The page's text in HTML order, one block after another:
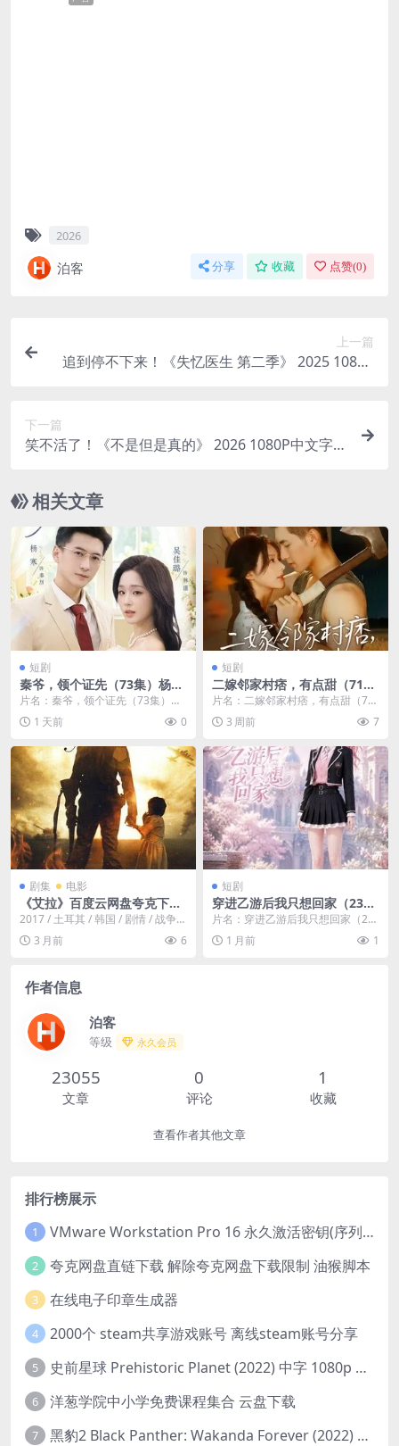
2026
泊客 分享 收藏 点赞(0)
上一篇
追到停不下来！《失忆医生 第二季》 2025 1080P
下一篇
笑不活了！《不是但是真的》 2026 1080P中文字幕
相关文章
短剧
秦爷，领个证先（73集）杨寒
&吴佳璐 (2026)
片名：秦爷，领个证先（73集）杨
寒&吴佳璐 (2026) 分类：短剧 年...
1 天前 0
短剧
二嫁邻家村痞，有点甜（71
集）邹盛文＆邓昕玥 (2026)
片名：二嫁邻家村痞，有点甜（71
集）邹盛文＆邓昕玥 (2026) 分类：
短剧 年...
3 周前 7
剧集 电影
《艾拉》百度云网盘夸克下载.
阿里云盘.中字.(2017)
2017 / 土耳其 / 韩国 / 剧情 / 战争。
故事发生在1950年，此时朝...
3 月前 6
短剧
穿进乙游后我只想回家（23
集）AI短剧 (2026)
片名：穿进乙游后我只想回家（23
集）AI短剧 (2026) 分类：电影 年
份：2...
1 月前 1
作者信息
泊客
等级 永久会员
23055
文章
0
评论
1
收藏
查看作者其他文章
排行榜展示
1 VMware Workstation Pro 16 永久激活密钥(序列号)
2 夸克网盘直链下载 解除夸克网盘下载限制 油猴脚本
3 在线电子印章生成器
4 2000个 steam共享游戏账号 离线steam账号分享
5 史前星球 Prehistoric Planet (2022) 中字 1080p 高清 阿里云盘 2022.5.27已更新全集
6 洋葱学院中小学免费课程集合 云盘下载
7 黑豹2 Black Panther: Wakanda Forever (2022) 高清版